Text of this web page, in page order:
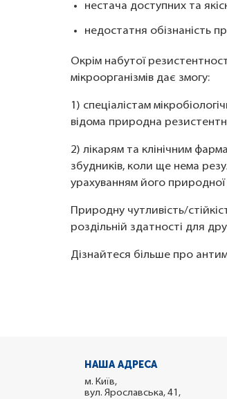
нестача доступних та
недостатня обізнаність
Окрім набутої
мікроорганізмів дає змогу:
1) спеціалістам
відома природна
2) лікарям та клінічним
збудників, коли ще нема
урахуванням його природної
Природну чутливість/
роздільній здатності для
Дізнайтеся більше про
НАША АДРЕСА
м. Київ,
вул. Ярославська, 41,